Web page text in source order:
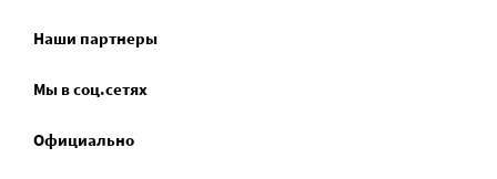
Наши партнеры
Мы в соц.сетях
Официально